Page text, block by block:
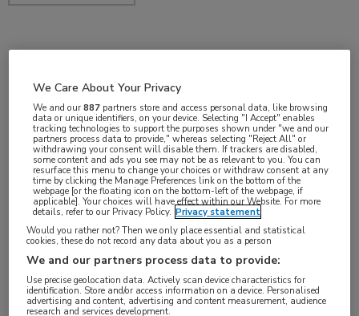
Vakgebieden:
Reumatologie
Aandachtsgebieden:
Arthritis psoriatica,Artrose,Fibromyalgie,Jicht,Juveniele
idiopathische artritis,Osteoporose,Reumatoïde artritis
Sclerodermie,Sjögren, Spondyloartritis, Systemische lupus
erythematodes
Tags:
We Care About Your Privacy
We and our887 partners store and access personal data, like browsing
data or unique identifiers, on your device. Selecting "I Accept" enables
tracking technologies to support the purposes shown under "we and our
partners process data to provide," whereas selecting "Reject All" or
withdrawing your consent will disable them. If trackers are disabled,
some content and ads you see may not be as relevant to you. You can
resurface this menu to change your choices or withdraw consent at any
time by clicking the Manage Preferences link on the bottom of the
webpage [or the floating icon on the bottom-left of the webpage, if
applicable]. Your choices will have effect within our Website. For more
details, refer to our Privacy Policy. Privacy statement
Would you rather not? Then we only place essential and statistical
cookies, these do not record any data about you as a person
We and our partners process data to provide:
Use precise geolocation data. Actively scan device characteristics for
identification. Store and/or access information on a device. Personalised
advertising and content, advertising and content measurement, audience
research and services development.